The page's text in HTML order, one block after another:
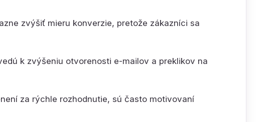
zvýšiť mieru konverzie, pretože zákazníci sa
k zvýšeniu otvorenosti e-mailov a preklikov na
za rýchle rozhodnutie, sú často motivovaní